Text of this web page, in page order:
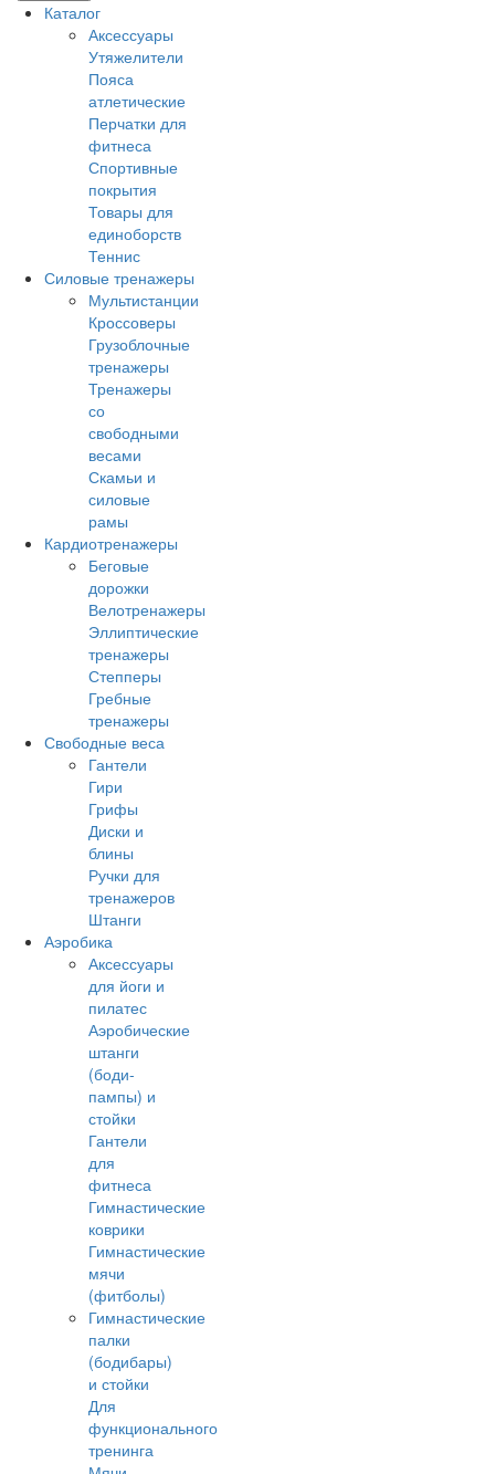
Каталог
Аксессуары
Утяжелители
Пояса
атлетические
Перчатки для
фитнеса
Спортивные
покрытия
Товары для
единоборств
Теннис
Силовые тренажеры
Мультистанции
Кроссоверы
Грузоблочные
тренажеры
Тренажеры
со
свободными
весами
Скамьи и
силовые
рамы
Кардиотренажеры
Беговые
дорожки
Велотренажеры
Эллиптические
тренажеры
Степперы
Гребные
тренажеры
Свободные веса
Гантели
Гири
Грифы
Диски и
блины
Ручки для
тренажеров
Штанги
Аэробика
Аксессуары
для йоги и
пилатес
Аэробические
штанги
(боди-
пампы) и
стойки
Гантели
для
фитнеса
Гимнастические
коврики
Гимнастические
мячи
(фитболы)
Гимнастические
палки
(бодибары)
и стойки
Для
функционального
тренинга